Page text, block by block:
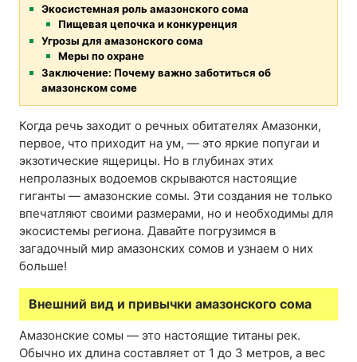
Экосистемная роль амазонского сома
Пищевая цепочка и конкуренция
Угрозы для амазонского сома
Меры по охране
Заключение: Почему важно заботиться об
амазонском соме
Когда речь заходит о речных обитателях Амазонки,
первое, что приходит на ум, — это яркие попугаи и
экзотические ящерицы. Но в глубинах этих
непролазных водоемов скрываются настоящие
гиганты — амазонские сомы. Эти создания не только
впечатляют своими размерами, но и необходимы для
экосистемы региона. Давайте погрузимся в
загадочный мир амазонских сомов и узнаем о них
больше!
Внешний вид и привычки амазонского сома
Амазонские сомы — это настоящие титаны рек.
Обычно их длина составляет от 1 до 3 метров, а вес